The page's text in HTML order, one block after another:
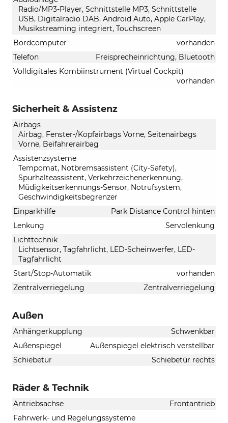
Radio/MP3-Player, Schnittstelle MP3, Schnittstelle
USB, Digitalradio DAB, Android Auto, Apple CarPlay,
Musikstreaming integriert, Touchscreen
Bordcomputer
vorhanden
Telefon
Freisprecheinrichtung, Bluetooth
Volldigitales Kombiinstrument (Virtual Cockpit)
vorhanden
Sicherheit & Assistenz
Airbags
Airbag, Fenster-/Kopfairbags Vorne, Seitenairbags
Vorne, Beifahrerairbag
Assistenzsysteme
Tempomat, Notbremsassistent (City-Safety),
Spurhalteassistent, Verkehrzeichenerkennung,
Müdigkeitserkennungs-Sensor, Notrufsystem,
Geschwindigkeitsbegrenzer
Einparkhilfe
Park Distance Control hinten
Lenkung
Servolenkung
Lichttechnik
Lichtsensor, Tagfahrlicht, LED-Scheinwerfer, LED-
Tagfahrlicht
Start/Stop-Automatik
vorhanden
Zentralverriegelung
Zentralverriegelung
Außen
Anhängerkupplung
Schwenkbar
Außenspiegel
Außenspiegel elektrisch verstellbar
Schiebetür
Schiebetür rechts
Räder & Technik
Antriebsachse
Frontantrieb
Fahrwerk- und Regelungssysteme